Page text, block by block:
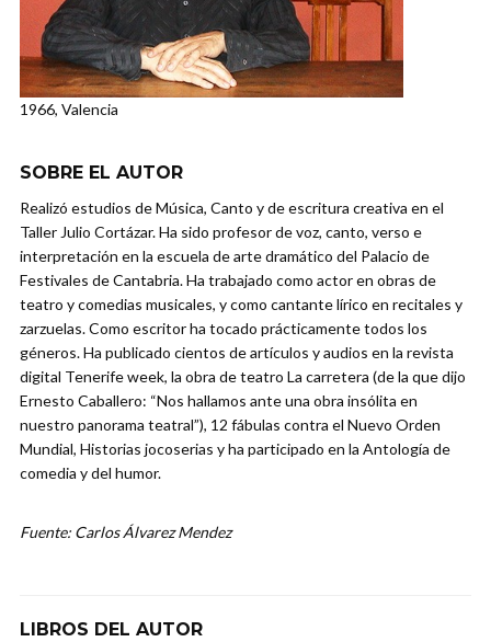
1966, Valencia
SOBRE EL AUTOR
Realizó estudios de Música, Canto y de escritura creativa en el
Taller Julio Cortázar. Ha sido profesor de voz, canto, verso e
interpretación en la escuela de arte dramático del Palacio de
Festivales de Cantabria. Ha trabajado como actor en obras de
teatro y comedias musicales, y como cantante lírico en recitales y
zarzuelas. Como escritor ha tocado prácticamente todos los
géneros. Ha publicado cientos de artículos y audios en la revista
digital Tenerife week, la obra de teatro La carretera (de la que dijo
Ernesto Caballero: “Nos hallamos ante una obra insólita en
nuestro panorama teatral”), 12 fábulas contra el Nuevo Orden
Mundial, Historias jocoserias y ha participado en la Antología de
comedia y del humor.
Fuente: Carlos Álvarez Mendez
LIBROS DEL AUTOR